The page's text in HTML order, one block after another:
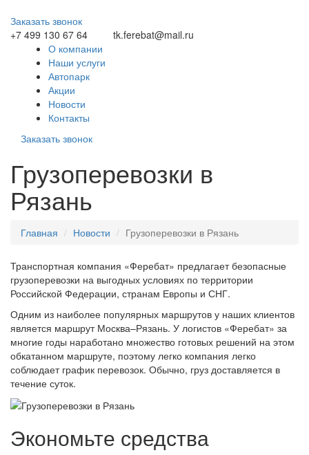
Заказать звонок
+7 499 130 67 64
tk.ferebat@mail.ru
О компании
Наши услуги
Автопарк
Акции
Новости
Контакты
Заказать звонок
Грузоперевозки в
Рязань
Главная Новости Грузоперевозки в Рязань
Транспортная компания «Феребат» предлагает безопасные
грузоперевозки на выгодных условиях по территории
Российской Федерации, странам Европы и СНГ.
Одним из наиболее популярных маршрутов у наших клиентов
является маршрут Москва–Рязань. У логистов «Феребат» за
многие годы наработано множество готовых решений на этом
обкатанном маршруте, поэтому легко компания легко
соблюдает график перевозок. Обычно, груз доставляется в
течение суток.
Экономьте средства